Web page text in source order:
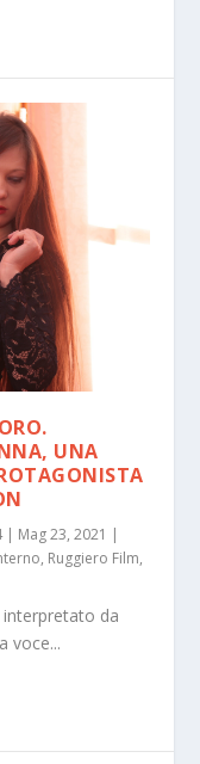
UNA
| Mag 23, 2021 |
, Ruggiero Film,
interpretato da
voce...